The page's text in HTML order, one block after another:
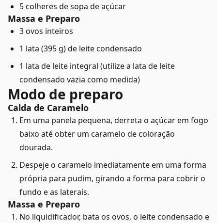
5 colheres de sopa de açúcar
Massa e Preparo
3 ovos inteiros
1 lata (395 g) de leite condensado
1 lata de leite integral (utilize a lata de leite
condensado vazia como medida)
Modo de preparo
Calda de Caramelo
Em uma panela pequena, derreta o açúcar em fogo
baixo até obter um caramelo de coloração
dourada.
Despeje o caramelo imediatamente em uma forma
própria para pudim, girando a forma para cobrir o
fundo e as laterais.
Massa e Preparo
No liquidificador, bata os ovos, o leite condensado e